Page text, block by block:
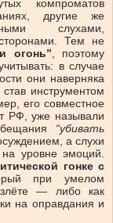
компроматов
другие же
слухами,
Тем не
огонь” , поэтому
в случае
они наверняка
инструментом
его совместное
РФ, уже называли
“убивать
а слухи
уровне эмоций.
гонке с
при умелом
— либо как
на оправдания и